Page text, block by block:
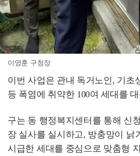
이영훈 구청장
이번 사업은 관내 독거노인, 기초
등 폭염에 취약한 100여 세대를
구는 동 행정복지센터를 통해 신
장 실사를 실시하고, 방충망이 낡
시급한 세대를 중심으로 맞춤형